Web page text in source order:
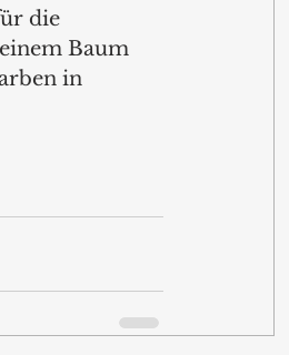
die
Baum
in